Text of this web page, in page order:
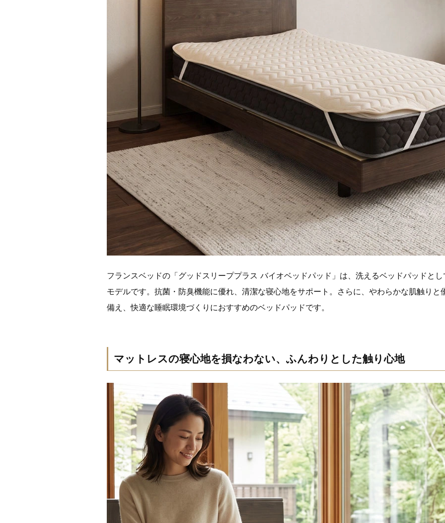
フランスベッドの「グッドスリーププラス バイオベッドパッド」は、洗えるベッドパッドと
モデルです。抗菌・防臭機能に優れ、清潔な寝心地をサポート。さらに、やわらかな肌触りと
備え、快適な睡眠環境づくりにおすすめのベッドパッドです。
マットレスの寝心地を損なわない、ふんわりとした触り心地